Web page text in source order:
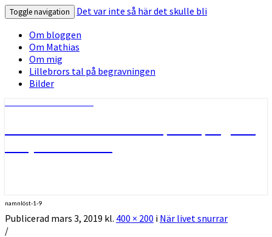
Toggle navigation
Det var inte så här det skulle bli
Om bloggen
Om Mathias
Om mig
Lillebrors tal på begravningen
Bilder
namnlöst-1-9
Publicerad mars 3, 2019 kl. 400 × 200 i När livet snurrar
/